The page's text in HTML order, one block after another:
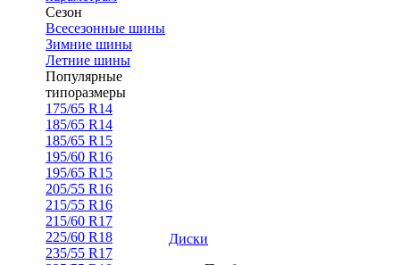
Сезон
Всесезонные шины
Зимние шины
Летние шины
Популярные
типоразмеры
175/65 R14
185/65 R14
185/65 R15
195/60 R16
195/65 R15
205/55 R16
215/55 R16
215/60 R17
225/60 R18
235/55 R17
Диски